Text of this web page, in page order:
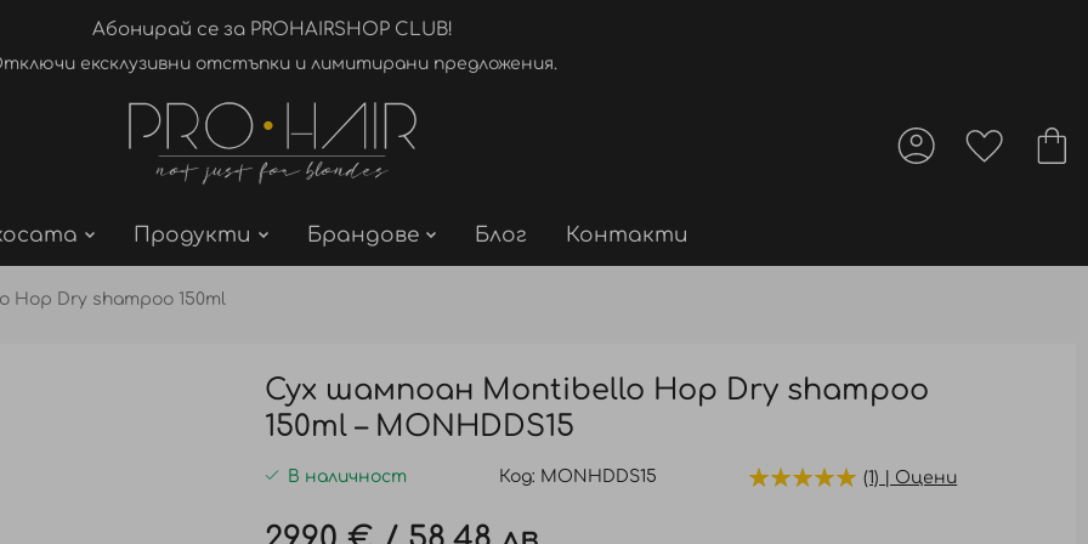
Абонирай се за PROHAIRSHOP CLUB!
ексклузивни отстъпки и лимитирани предложения.
Продукти Брандове Блог Контакти
Dry shampoo 150ml
Сух шампоан Montibello Hop Dry shampoo
150ml – MONHDDS15
В наличност Код MONHDDS15 (1) | Оцени